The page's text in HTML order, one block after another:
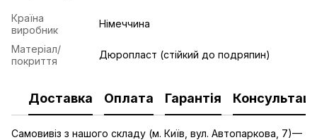
Країна
виробник
Німеччина
Матеріал/
покриття
Дюропласт (стійкий до подряпин)
Доставка Оплата Гарантія
Самовивіз з нашого складу (м. Київ, вул. Автопаркова, 7)—